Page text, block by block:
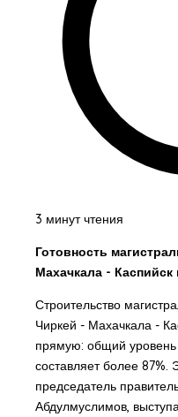
3 минут чтения
Готовность
Махачкала -
Строительство
Чиркей - Махачкала -
прямую: общий уровень
составляет более 87%.
председатель
Абдулмуслимов,